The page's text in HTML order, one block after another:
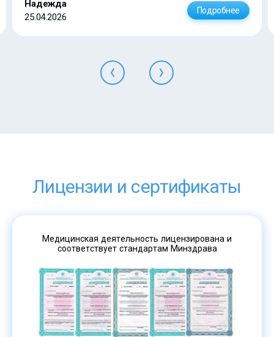
Надежда
25.04.2026
Подробнее
Лицензии и сертификаты
Медицинская деятельность лицензирована и
соответствует стандартам Минздрава